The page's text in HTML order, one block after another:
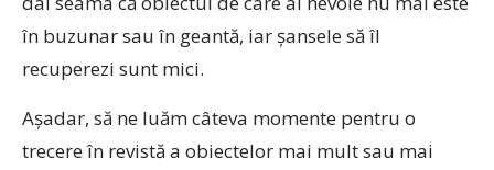
în buzunar sau în geantă, iar șansele să îl
recuperezi sunt mici.
Așadar, să ne luăm câteva momente pentru o
trecere în revistă a obiectelor mai mult sau mai